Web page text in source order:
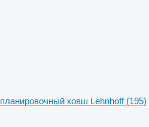
планировочный ковш Lehnhoff (195)